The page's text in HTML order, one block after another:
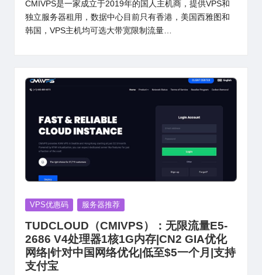
CMIVPS是一家成立于2019年的国人主机商，提供VPS和
独立服务器租用，数据中心目前只有香港，美国西雅图和
韩国，VPS主机均可选大带宽限制流量…
Posted
VPS优惠码 服务器推荐
TUDCLOUD（CMIVPS）：无限流量E5-
2686 V4处理器1核1G内存|CN2 GIA优化
网络|针对中国网络优化|低至$5一个月|支持
支付宝